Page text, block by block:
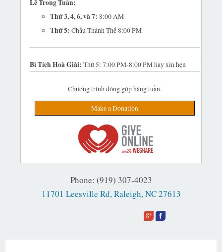
Lễ Trong Tuần:
Thứ 3, 4, 6, và 7: 8:00 AM
Thứ 5: Chầu Thánh Thể 8:00 PM
Bí Tích Hoà Giải:Thứ 5: 7:00 PM-8:00 PM hay xin hẹn
Chương trình đóng góp hàng tuần.
Make a Donation
Phone: (919) 307-4023
11701 Leesville Rd, Raleigh, NC 27613